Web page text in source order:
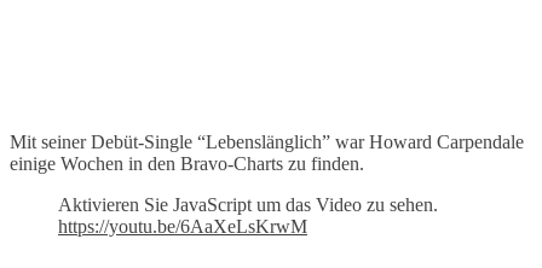
Mit seiner Debüt-Single “Lebenslänglich” war Howard Carpendale
einige Wochen in den Bravo-Charts zu finden.
Aktivieren Sie JavaScript um das Video zu sehen.
https://youtu.be/6AaXeLsKrwM